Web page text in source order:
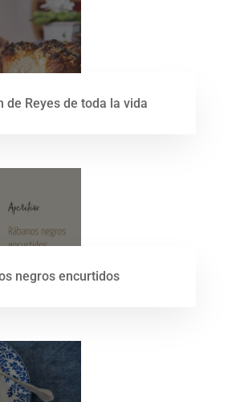
de Reyes de toda la vida
negros encurtidos